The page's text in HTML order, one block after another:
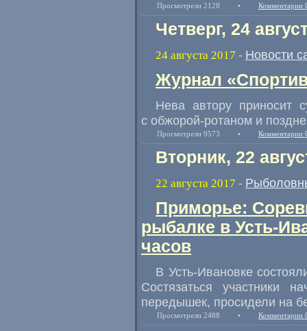
Просмотрели 2128 • Комментарии
Четверг, 24
24 августа 2017 - Новости
Журнал
Нева автору приносит
с обжорой-ротаном и
Просмотрели 9573 • Комментарии
Вторник, 22
22 августа 2017 -
Приморье:
рыбалке в Усть-
часов
В Усть-Ивановке
Состязаться участники
передышек, просидели на
Просмотрели 2488 • Комментарии